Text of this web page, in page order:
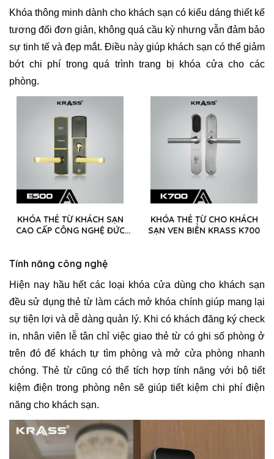
Khóa thông minh dành cho khách sạn có kiểu dáng thiết kế
tương đối đơn giản, không quá cầu kỳ nhưng vẫn đảm bảo
sự tinh tế và đẹp mắt. Điều này giúp khách sạn có thể giảm
bớt chi phí trong quá trình trang bị khóa cửa cho các
phòng.
KHÓA THẺ TỪ KHÁCH SẠN
CAO CẤP CÔNG NGHỆ ĐỨC
KHÓA THẺ TỪ CHO KHÁCH
SẠN VEN BIỂN KRASS K700
Tính năng công nghệ
Hiện nay hầu hết các loại khóa cửa dùng cho khách sạn
đều sử dụng thẻ từ làm cách mở khóa chính giúp mang lại
sự tiện lợi và dễ dàng quản lý. Khi có khách đăng ký check
in, nhân viên lễ tân chỉ việc giao thẻ từ có ghi số phòng ở
trên đó để khách tự tìm phòng và mở cửa phòng nhanh
chóng. Thẻ từ cũng có thể tích hợp tính năng với bộ tiết
kiệm điện trong phòng nên sẽ giúp tiết kiệm chi phí điện
năng cho khách sạn.